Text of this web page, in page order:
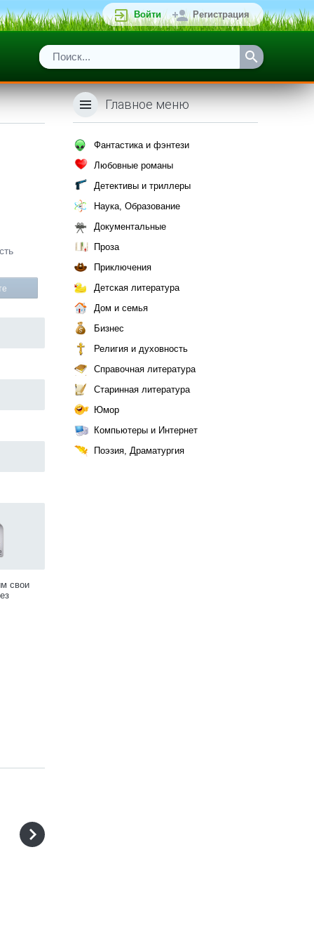
Войти Регистрация
свои
Главное меню
Фантастика и фэнтези
Любовные романы
Детективы и триллеры
Наука, Образование
Документальные
Проза
Приключения
Детская литература
Дом и семья
Бизнес
Религия и духовность
Справочная литература
Старинная литература
Юмор
Компьютеры и Интернет
Поэзия, Драматургия